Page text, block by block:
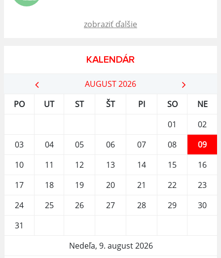
zobraziť ďalšie
KALENDÁR
AUGUST 2026
PO
UT ST ŠT PI SO
NE
01
02
03
04 05 06 07 08
09
10
11 12 13 14 15
16
17
18 19 20 21 22
23
24
25 26 27 28 29
30
31
Nedeľa, 9. august 2026